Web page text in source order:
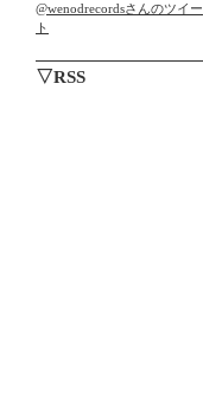
@wenodrecordsさんのツイー
ト
▽RSS